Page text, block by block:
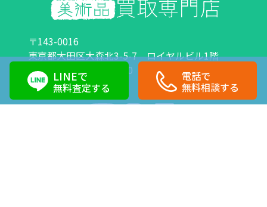
LINEで
無料査定する
電話で
無料相談する
〒143-0016
東京都大田区大森北3-5-7 ロイヤルビル1階
営業時間：10:00～18:00 定休日：日曜日・祝日
0120-89-0007 03-6423-1033